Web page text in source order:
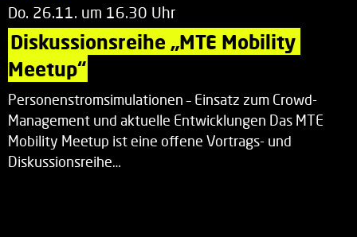
Do. 26.11. um 16.30 Uhr
Diskussionsreihe „MTE Mobility
Meetup“
Personenstromsimulationen – Einsatz zum Crowd-
Management und aktuelle Entwicklungen Das MTE
Mobility Meetup ist eine offene Vortrags- und
Diskussionsreihe…